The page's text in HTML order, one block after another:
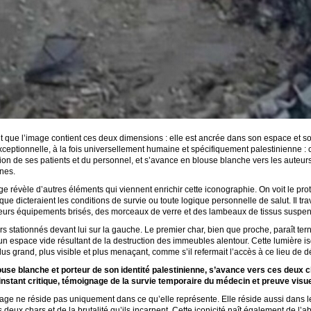
l’image contient ces deux dimensions : elle est ancrée dans son espace et
à la fois universellement humaine et spécifiquement palestinienne
de ses patients et du personnel, et s’avance en blouse blanche vers les
révèle d’autres éléments qui viennent enrichir cette iconographie. On voit le
dicteraient les conditions de survie ou toute logique personnelle de salut. Il
équipements brisés, des morceaux de verre et des lambeaux de tissus
stationnés devant lui sur la gauche. Le premier char, bien que proche, paraît
espace vide résultant de la destruction des immeubles alentour. Cette lumière
grand, plus visible et plus menaçant, comme s’il refermait l’accès à ce lieu de
blanche et porteur de son identité palestinienne, s’avance vers ces deux
critique, témoignage de la survie temporaire du médecin et preuve
ne réside pas uniquement dans ce qu’elle représente. Elle réside aussi dans